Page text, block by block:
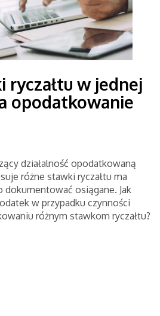
ryczałtu w jednej
opodatkowanie
działalność opodatkowaną
różne stawki ryczałtu ma
osiągane. Jak
w przypadku czynności
różnym stawkom ryczałtu?